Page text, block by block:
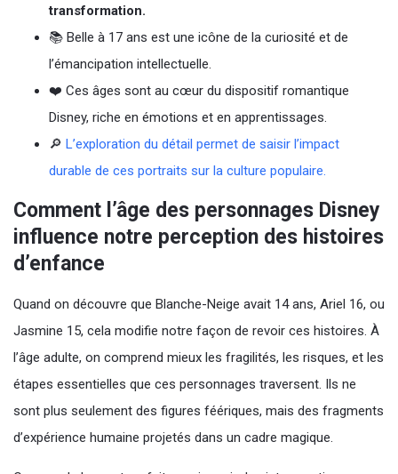
transformation.
📚 Belle à 17 ans est une icône de la curiosité et de
l’émancipation intellectuelle.
❤️ Ces âges sont au cœur du dispositif romantique
Disney, riche en émotions et en apprentissages.
🔎 L’exploration du détail permet de saisir l’impact
durable de ces portraits sur la culture populaire.
Comment l’âge des personnages Disney
influence notre perception des histoires
d’enfance
Quand on découvre que Blanche-Neige avait 14 ans, Ariel 16, ou
Jasmine 15, cela modifie notre façon de revoir ces histoires. À
l’âge adulte, on comprend mieux les fragilités, les risques, et les
étapes essentielles que ces personnages traversent. Ils ne
sont plus seulement des figures féériques, mais des fragments
d’expérience humaine projetés dans un cadre magique.